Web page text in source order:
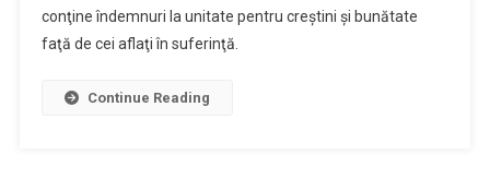
conţine îndemnuri la unitate pentru creştini şi bunătate
faţă de cei aflaţi în suferinţă.
Continue Reading